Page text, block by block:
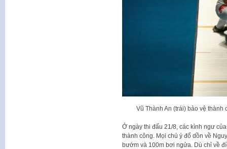
Vũ Thành An (trái) bảo vệ
Ở ngày thi đấu 21/8, các kình ngư
thành công. Mọi chú ý đổ dồn về
bướm và 100m bơi ngửa. Dù chỉ về